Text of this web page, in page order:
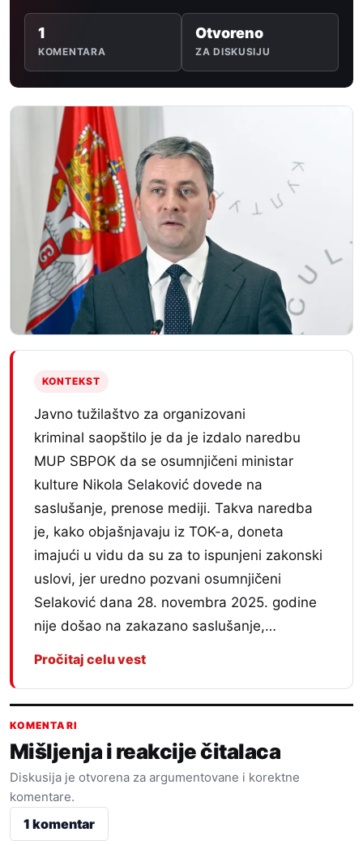
1
KOMENTARA
Otvoreno
ZA DISKUSIJU
KONTEKST
Javno tužilaštvo za organizovani
kriminal saopštilo je da je izdalo naredbu
MUP SBPOK da se osumnjičeni ministar
kulture Nikola Selaković dovede na
saslušanje, prenose mediji. Takva naredba
je, kako objašnjavaju iz TOK-a, doneta
imajući u vidu da su za to ispunjeni zakonski
uslovi, jer uredno pozvani osumnjičeni
Selaković dana 28. novembra 2025. godine
nije došao na zakazano saslušanje,…
Pročitaj celu vest
KOMENTARI
Mišljenja i reakcije čitalaca
Diskusija je otvorena za argumentovane i korektne
komentare.
1 komentar